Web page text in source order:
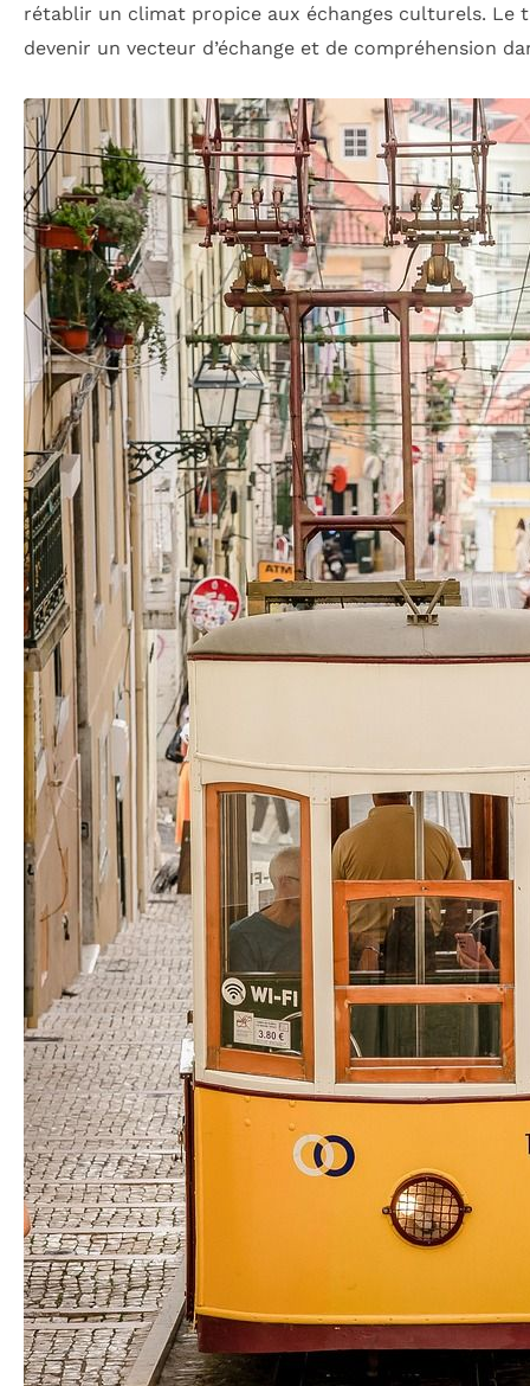
rétablir un climat propice aux échanges culturels. Le
devenir un vecteur d’échange et de compréhension